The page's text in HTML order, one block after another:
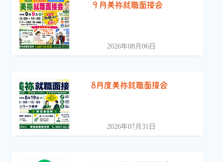
９月美祢就職面接会
2026年08月06日
8月度美祢就職面接会
2026年07月31日